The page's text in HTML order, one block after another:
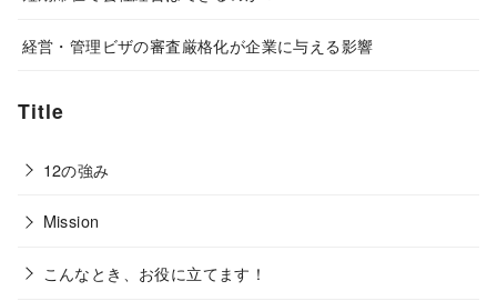
経営・管理ビザの審査厳格化が企業に与える影響
Title
12の強み
Mission
こんなとき、お役に立てます！